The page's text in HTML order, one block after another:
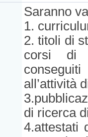
Saranno
1.
2. titoli di
corsi di
all’attività
di ricerca
4.attestati